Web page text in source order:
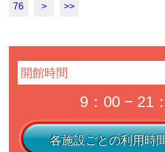
76 > >>
開館時間
9：00 − 21
各施設ごとの利用時